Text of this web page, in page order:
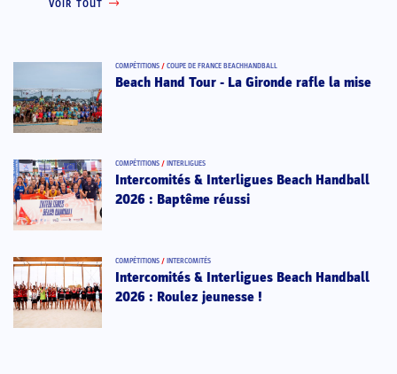
VOIR TOUT
COMPÉTITIONS / COUPE DE FRANCE BEACHHANDBALL
Beach Hand Tour - La Gironde rafle la mise
COMPÉTITIONS / INTERLIGUES
Intercomités & Interligues Beach Handball
2026 : Baptême réussi
COMPÉTITIONS / INTERCOMITÉS
Intercomités & Interligues Beach Handball
2026 : Roulez jeunesse !